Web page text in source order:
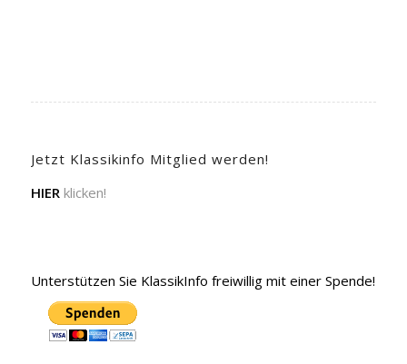
Jetzt Klassikinfo Mitglied werden!
HIER klicken!
Unterstützen Sie KlassikInfo freiwillig mit einer Spende!